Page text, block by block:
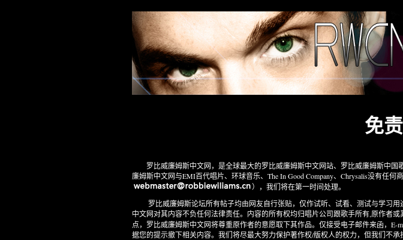
免
罗比威廉姆斯中文网，是全球最大的罗比威廉姆斯中文网站、罗比威廉姆斯中国
廉姆斯中文网与EMI百代唱片、环球音乐、The In Good Company、 Chrysalis没有任何
），我们将在第一时间处理。
罗比威廉姆斯论坛所有帖子均由网友自行张贴，仅作试听、试看、测试与学习用
中文网对其内容不负任何法律责任。内容的所有权均归唱片公司跟歌手所有,原作者
点，罗比威廉姆斯中文网将尊重原作者的意愿取下其作品。仅接受电子邮件来函，E-
据您的提示撤下相关内容。我们将尽最大努力保护著作权/版权人的权力，但我们不承